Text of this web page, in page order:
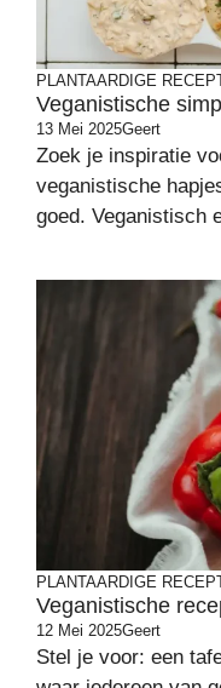
PLANTAARDIGE
Veganistische
13 Mei 2025Geert
Zoek je inspiratie
veganistische
goed. Veganistisch
PLANTAARDIGE
Veganistische
12 Mei 2025Geert
Stel je voor: een